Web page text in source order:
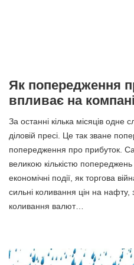
Як попередження
впливає на
За останні кілька місяців одне
діловій пресі. Це так зване
попередження про прибуток.
великою кількістю
економічні події, як торгова
сильні коливання цін на
коливання валют…